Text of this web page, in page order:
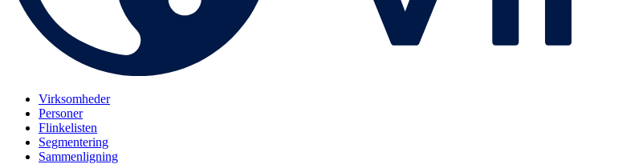
Virksomheder
Personer
Flinkelisten
Segmentering
Sammenligning